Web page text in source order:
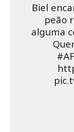
Biel
peão
alguma